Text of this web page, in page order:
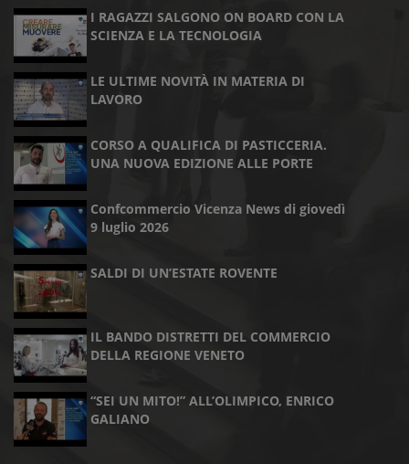
I RAGAZZI SALGONO ON BOARD CON LA
SCIENZA E LA TECNOLOGIA
LE ULTIME NOVITÀ IN MATERIA DI
LAVORO
CORSO A QUALIFICA DI PASTICCERIA.
UNA NUOVA EDIZIONE ALLE PORTE
Confcommercio Vicenza News di giovedì
9 luglio 2026
SALDI DI UN’ESTATE ROVENTE
IL BANDO DISTRETTI DEL COMMERCIO
DELLA REGIONE VENETO
“SEI UN MITO!” ALL’OLIMPICO, ENRICO
GALIANO